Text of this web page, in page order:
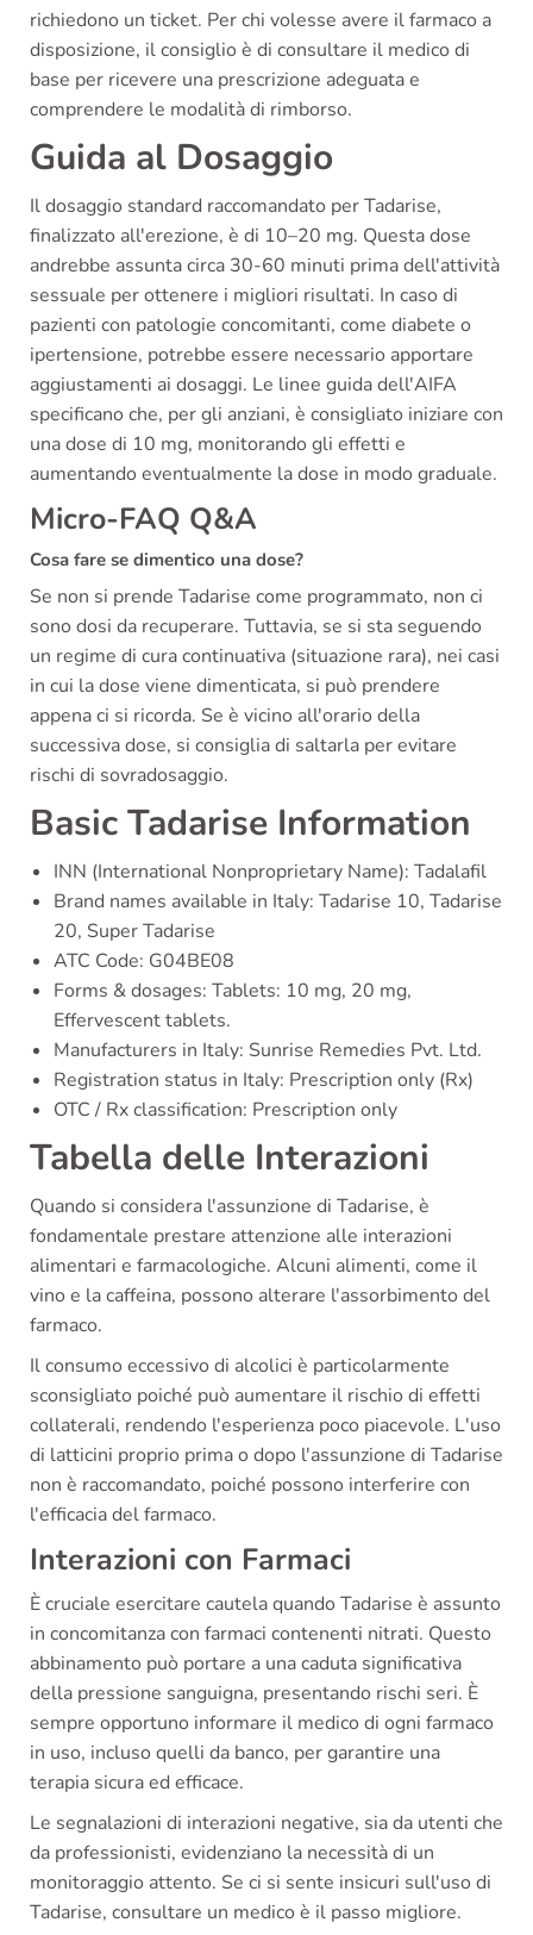
richiedono un ticket. Per chi volesse avere il farmaco a
disposizione, il consiglio è di consultare il medico di
base per ricevere una prescrizione adeguata e
comprendere le modalità di rimborso.
Guida al Dosaggio
Il dosaggio standard raccomandato per Tadarise,
finalizzato all'erezione, è di 10–20 mg. Questa dose
andrebbe assunta circa 30-60 minuti prima dell'attività
sessuale per ottenere i migliori risultati. In caso di
pazienti con patologie concomitanti, come diabete o
ipertensione, potrebbe essere necessario apportare
aggiustamenti ai dosaggi. Le linee guida dell'AIFA
specificano che, per gli anziani, è consigliato iniziare con
una dose di 10 mg, monitorando gli effetti e
aumentando eventualmente la dose in modo graduale.
Micro-FAQ Q&A
Cosa fare se dimentico una dose?
Se non si prende Tadarise come programmato, non ci
sono dosi da recuperare. Tuttavia, se si sta seguendo
un regime di cura continuativa (situazione rara), nei casi
in cui la dose viene dimenticata, si può prendere
appena ci si ricorda. Se è vicino all'orario della
successiva dose, si consiglia di saltarla per evitare
rischi di sovradosaggio.
Basic Tadarise Information
INN (International Nonproprietary Name): Tadalafil
Brand names available in Italy: Tadarise 10, Tadarise
20, Super Tadarise
ATC Code: G04BE08
Forms & dosages: Tablets: 10 mg, 20 mg,
Effervescent tablets.
Manufacturers in Italy: Sunrise Remedies Pvt. Ltd.
Registration status in Italy: Prescription only (Rx)
OTC / Rx classification: Prescription only
Tabella delle Interazioni
Quando si considera l'assunzione di Tadarise, è
fondamentale prestare attenzione alle interazioni
alimentari e farmacologiche. Alcuni alimenti, come il
vino e la caffeina, possono alterare l'assorbimento del
farmaco.
Il consumo eccessivo di alcolici è particolarmente
sconsigliato poiché può aumentare il rischio di effetti
collaterali, rendendo l'esperienza poco piacevole. L'uso
di latticini proprio prima o dopo l'assunzione di Tadarise
non è raccomandato, poiché possono interferire con
l'efficacia del farmaco.
Interazioni con Farmaci
È cruciale esercitare cautela quando Tadarise è assunto
in concomitanza con farmaci contenenti nitrati. Questo
abbinamento può portare a una caduta significativa
della pressione sanguigna, presentando rischi seri. È
sempre opportuno informare il medico di ogni farmaco
in uso, incluso quelli da banco, per garantire una
terapia sicura ed efficace.
Le segnalazioni di interazioni negative, sia da utenti che
da professionisti, evidenziano la necessità di un
monitoraggio attento. Se ci si sente insicuri sull'uso di
Tadarise, consultare un medico è il passo migliore.